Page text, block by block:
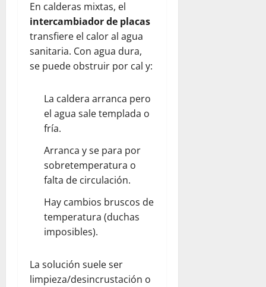
En calderas mixtas, el
intercambiador de placas
transfiere el calor al agua
sanitaria. Con agua dura,
se puede obstruir por cal y:
La caldera arranca pero
el agua sale templada o
fría.
Arranca y se para por
sobretemperatura o
falta de circulación.
Hay cambios bruscos de
temperatura (duchas
imposibles).
La solución suele ser
limpieza/desincrustación o